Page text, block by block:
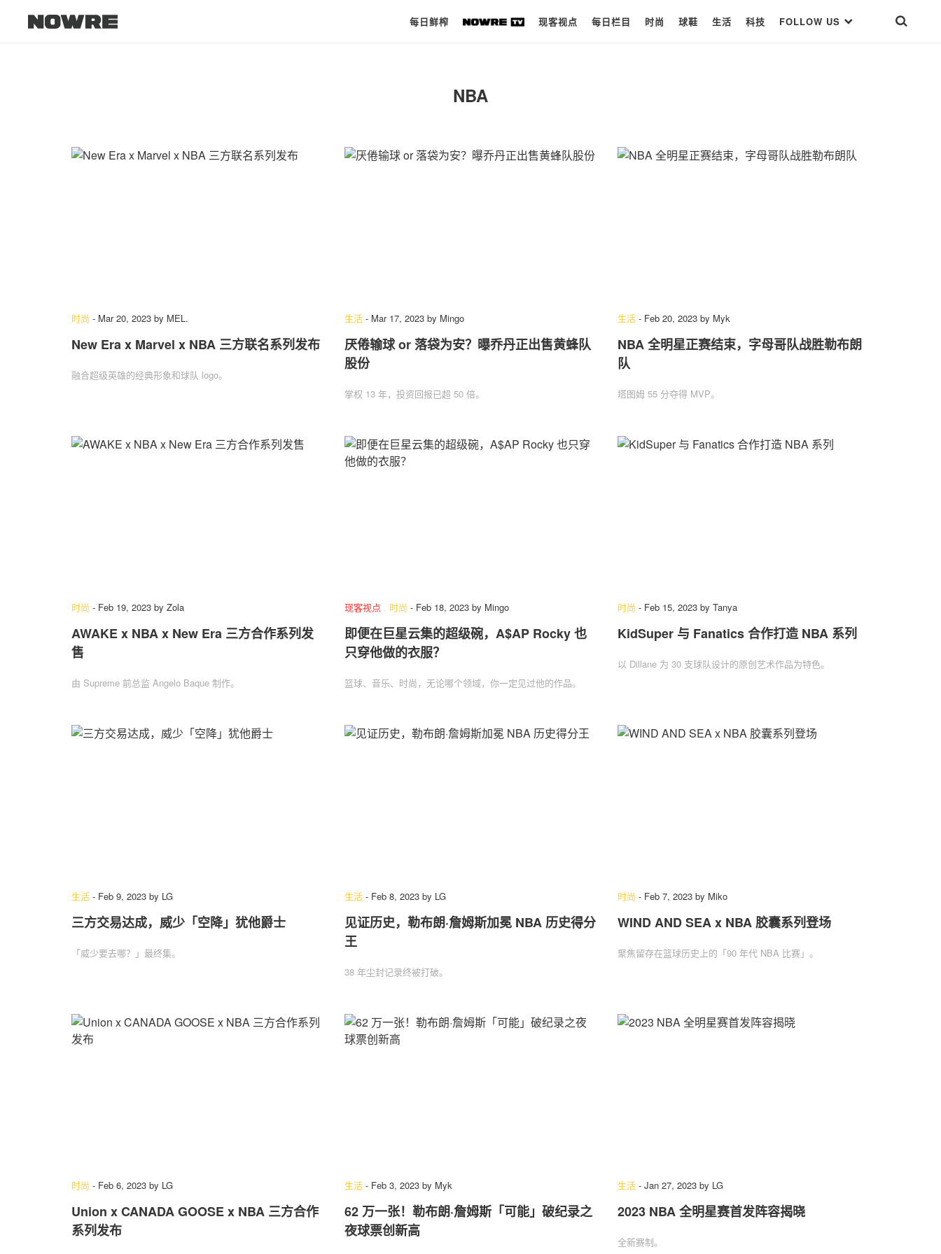
每日鲜榨 现客视点 每日栏目 时尚 球鞋 生活 科技 FOLLOW US
每日栏目
NBA
时尚 - Mar 20, 2023 by MEL.
New Era x Marvel x NBA 三方联名系列发布
融合超级英雄的经典形象和球队 logo。
生活 - Mar 17, 2023 by Mingo
厌倦输球 or 落袋为安？曝乔丹正出售黄蜂队
股份
掌权 13 年，投资回报已超 50 倍。
生活 - Feb 20, 2023 by Myk
NBA 全明星正赛结束，字母哥队战胜勒布朗
队
塔图姆 55 分夺得 MVP。
时尚 - Feb 19, 2023 by Zola
AWAKE x NBA x New Era 三方合作系列发
售
由 Supreme 前总监 Angelo Baque 制作。
现客视点 . 时尚 - Feb 18, 2023 by Mingo
即便在巨星云集的超级碗，A$AP Rocky 也
只穿他做的衣服？
篮球、音乐、时尚，无论哪个领域，你一定见过他的作品。
时尚 - Feb 15, 2023 by Tanya
KidSuper 与 Fanatics 合作打造 NBA 系列
以 Dillane 为 30 支球队设计的原创艺术作品为特色。
生活 - Feb 9, 2023 by LG
三方交易达成，威少「空降」犹他爵士
「威少要去哪？」最终集。
生活 - Feb 8, 2023 by LG
见证历史，勒布朗·詹姆斯加冕 NBA 历史得分
王
38 年尘封记录终被打破。
时尚 - Feb 7, 2023 by Miko
WIND AND SEA x NBA 胶囊系列登场
聚焦留存在篮球历史上的「90 年代 NBA 比赛」。
时尚 - Feb 6, 2023 by LG
Union x CANADA GOOSE x NBA 三方合作
系列发布
生活 - Feb 3, 2023 by Myk
62 万一张！勒布朗·詹姆斯「可能」破纪录之
夜球票创新高
生活 - Jan 27, 2023 by LG
2023 NBA 全明星赛首发阵容揭晓
全新赛制。